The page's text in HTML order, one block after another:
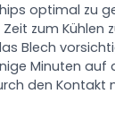
optimal zu
zum Kühlen
Blech
Minuten auf
den Kontakt